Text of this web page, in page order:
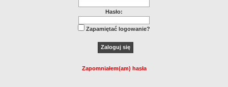
Hasło:
Zapamiętać logowanie?
Zapomniałem(am) hasła